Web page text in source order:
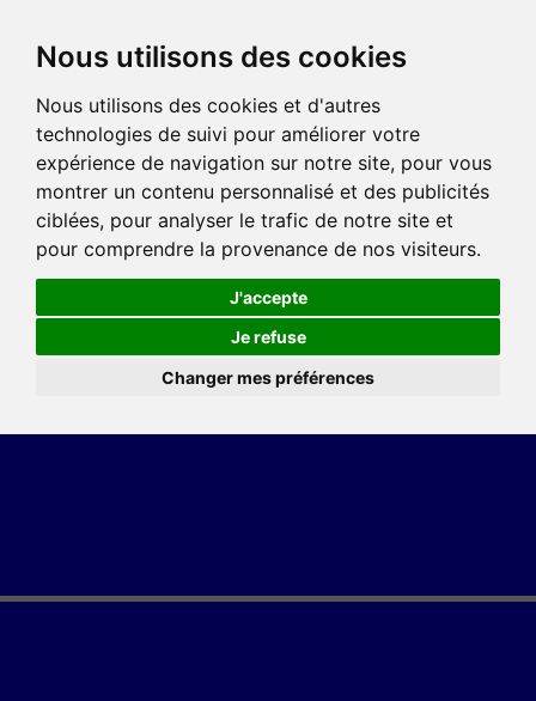
Nous utilisons des cookies
Nous utilisons des cookies et d'autres
technologies de suivi pour améliorer votre
expérience de navigation sur notre site, pour vous
montrer un contenu personnalisé et des publicités
ciblées, pour analyser le trafic de notre site et
pour comprendre la provenance de nos visiteurs.
J'accepte
Je refuse
Changer mes préférences